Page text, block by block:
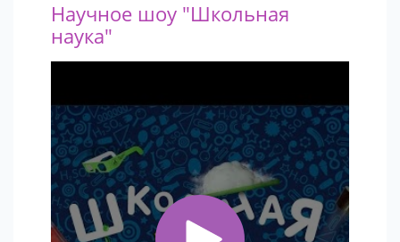
Научное шоу "Школьная
наука"